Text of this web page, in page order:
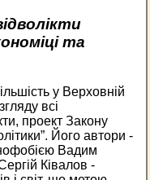
та
у Верховній
всі
проект Закону
Його автори -
Вадим
Ківалов -